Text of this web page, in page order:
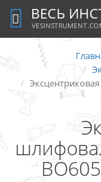
ВЕСЬ